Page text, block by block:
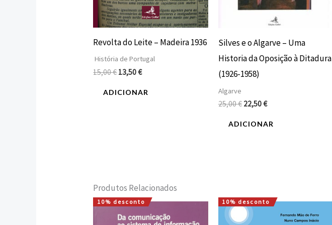
Revolta do Leite – Madeira 1936
História de Portugal
15,00€13,50€
ADICIONAR
Silves e o Algarve – Uma
Historia da Oposição à Ditadura
(1926-1958)
Algarve
25,00€ 22,50€
ADICIONAR
Produtos Relacionados
10% desconto
O
preço
O
preço
10% desconto
O
preço
O
preço